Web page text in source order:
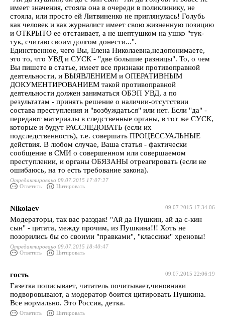
имеет значения, стояла она в очереди в поликлинику, не
стояла, или просто ей Литвиненко не приглянулась! Голубь
как человек и как журналист имеет свою жизненную позицию
и ОТКРЫТО ее отстаивает, а не шептушком на ушко "тук-
тук, считаю своим долгом донести...".
Единственное, чего Вы, Елена Николаевна,недопонимаете,
это то, что УВД и СУСК - "две большие разницы". То, о чем
Вы пишете в статье, имеет все признаки противоправной
деятельности, и ВЫЯВЛЕНИЕМ и ОПЕРАТИВНЫМ
ДОКУМЕНТИРОВАНИЕМ такой противоправной
деятельности должен заниматься ОБЭП УВД, а по
результатам - принять решение о наличии-отсутствии
состава преступления и "возбуждаться" или нет. Если "да" -
передают материалы в следственные органы, в тот же СУСК,
которые и будут РАССЛЕДОВАТЬ (если их
подследственность), т.е. совершать ПРОЦЕССУАЛЬНЫЕ
действия. В любом случае, Ваша статья - фактически
сообщение в СМИ о совершенном или совершаемом
преступлении, и органы ОБЯЗАНЫ отреагировать (если не
ошибаюсь, на то есть требование закона).
Отредактировано 09.07.2015 17:07:27
Ответить
Цитировать
09.07.2015 17:34:06
Nikolaev
Модераторы, так вас разэдак! "Ай да Пушкин, ай да с-кин
сын" - цитата, между прочим, из Пушкина!!! Хоть не
позорились бы со своими "правками", "классики" хреновы!
Отредактировано 09.07.2015 18:40:47
Ответить
Цитировать
09.07.2015 22:06:19
гость
Газетка пописывает, читатель почитывает,чиновники
подворовывают, а модератор боится цитировать Пушкина.
Все нормально. Это Россия, детка.
Ответить Цитировать